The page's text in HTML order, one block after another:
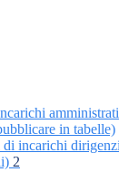
in tabelle)
incarichi
2